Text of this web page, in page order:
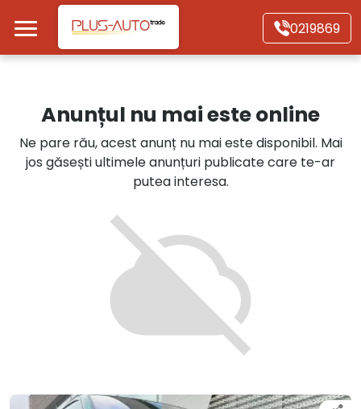
Mergi direct la conținutul principal
0219869
Autoturisme
Motociclete
Autoutilitare
Alte tipuri vehicule
Anunțul nu mai este online
Ne pare rău, acest anunț nu mai este disponibil. Mai
jos găsești ultimele anunțuri publicate care te-ar
putea interesa.